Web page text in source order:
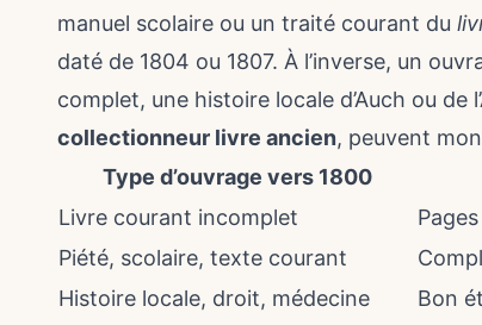
manuel scolaire ou un traité courant du
daté de 1804 ou 1807. À l’inverse, un
complet, une histoire locale d’Auch ou
collectionneur livre ancien, peuvent
Type d’ouvrage vers 1800
Livre courant incomplet
Piété, scolaire, texte courant
Histoire locale, droit, médecine
Bon